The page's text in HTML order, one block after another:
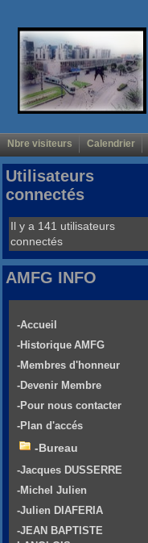
Nbre visiteurs Calendrier
Utilisateurs
connectés
Il y a 141 utilisateurs
connectés
AMFG INFO
-Accueil
-Historique AMFG
-Membres d'honneur
-Devenir Membre
-Pour nous contacter
-Plan d'accés
-Bureau
-Jacques DUSSERRE
-Michel Julien
-Julien DIAFERIA
-JEAN BAPTISTE